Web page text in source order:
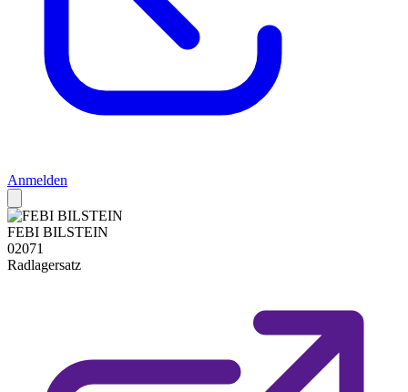
Anmelden
FEBI BILSTEIN
02071
Radlagersatz